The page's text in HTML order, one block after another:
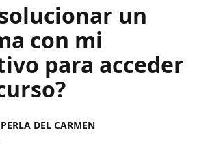
un
con mi
para acceder
DEL CARMEN